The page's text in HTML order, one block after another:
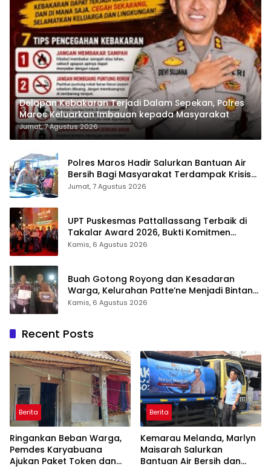
Delapan Kebakaran Terjadi Dalam Sepekan, Polres
Maros Keluarkan Imbauan kepada Masyarakat
Jumat, 7 Agustus 2026
Polres Maros Hadir Salurkan Bantuan Air
Bersih Bagi Masyarakat Terdampak Krisis
Air Bersih Di Maros
Jumat, 7 Agustus 2026
UPT Puskesmas Pattallassang Terbaik di
Takalar Award 2026, Bukti Komitmen
Hadirkan Pelayanan Kesehatan Berkualitas
Kamis, 6 Agustus 2026
Buah Gotong Royong dan Kesadaran
Warga, Kelurahan Patte’ne Menjadi Bintang
Takalar Award 2026
Kamis, 6 Agustus 2026
Recent Posts
Berita
Ringankan Beban Warga,
Pemdes Karyabuana
Ajukan Paket Token dan
Berita
Kemarau Melanda, Marlyn
Maisarah Salurkan
Bantuan Air Bersih dan